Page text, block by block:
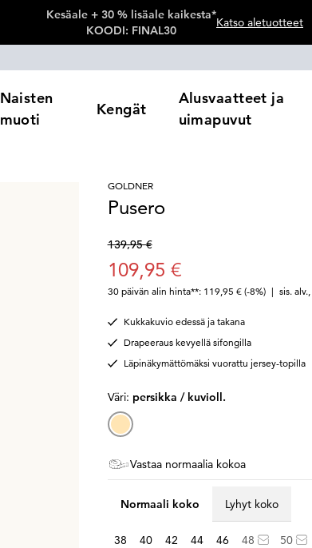
Kesäale + 30 % lisäale kaikesta*
KOODI: FINAL30
Katso aletuotteet
Naisten
muoti
Kengät
Alusvaatteet ja
uimapuvut
GOLDNER
Pusero
139,95 €
109,95 €
30 päivän alin hinta**: 119,95 € (-8%) | sis. alv.,
Kukkakuvio edessä ja takana
Drapeeraus kevyellä sifongilla
Läpinäkymättömäksi vuorattu jersey-topilla
Väri: persikka / kuvioll.
Vastaa normaalia kokoa
Normaali koko Lyhyt koko
38 40 42 44 46 48 50